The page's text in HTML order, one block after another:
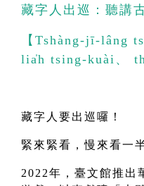
藏字人出巡：聽講
【Tshàng-jī-lâng
lia̍h tsing-kuài、
藏字人要出巡囉！
緊來緊看，慢來看一
2022年，臺文館推出